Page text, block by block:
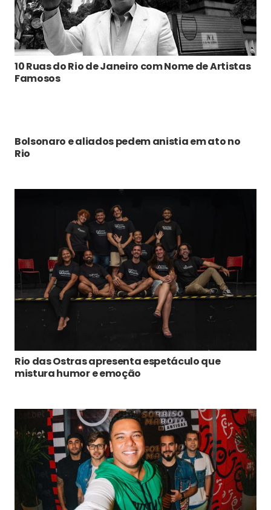
10 Ruas do Rio de Janeiro com Nome de Artistas
Famosos
Bolsonaro e aliados pedem anistia em ato no
Rio
Rio das Ostras apresenta espetáculo que
mistura humor e emoção